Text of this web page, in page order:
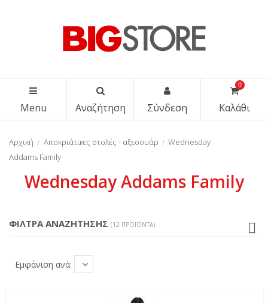
Menu Αναζήτηση Σύνδεση
0
Καλάθι
Αρχική Αποκριάτικες στολές - αξεσουάρ
Wednesday
Addams Family
Wednesday Addams Family
Εμφάνιση ανά:
ΦΙΛΤΡΑ ΑΝΑΖΗΤΗΣΗΣ (12 ΠΡΟΪΌΝΤΑ)